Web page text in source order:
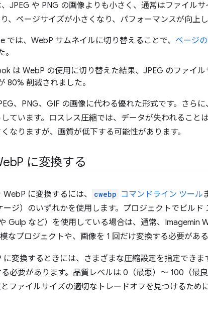
JPEG や PNG の画像よりも小さく、通常はファイル
、ページサイズが小さくなり、パフォーマンスが向上し
では、WebP サムネイルに切り替えることで、 ページ
。
は WebP の使用に切り替えた結果、JPEG のファイ
80% 削減されました。
、PNG、GIF の画像に代わる優れた形式です。さら
ています。ロスレス圧縮では、データが失われること
なりますが、画質が低下する可能性があります。
P に変換する
に変換するには、 cwebp コマンドライン ツール
ージ）のいずれかを使用します。プロジェクトでビル
Gulp など）を使用している場合は、通常、Imagemin
なプロジェクトや、画像を 1 回だけ変換する必要がある
に変換するときには、さまざまな圧縮設定を指定でき
必要があります。品質レベルは 0（最悪）～ 100（最
ファイルサイズの適切なトレードオフを見つけるため